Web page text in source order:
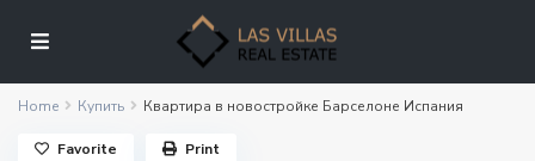
Home Купить Квартира в новостройке Барселоне Испания
Favorite Print